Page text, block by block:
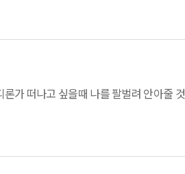
좋을거 같습니다감사했습니다
가 떠나고 싶을때 나를 팔벌려 안아줄 것